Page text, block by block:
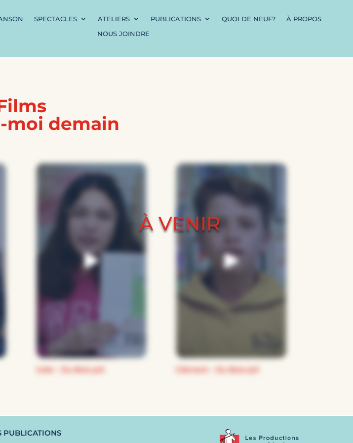
SPECTACLES ATELIERS PUBLICATIONS QUOI DE NEUF?
À PROPOS
NOUS JOINDRE
moi demain
Julie – Du Bois-joli Clément – Du Bois-joli
À VENIR
PUBLICATIONS